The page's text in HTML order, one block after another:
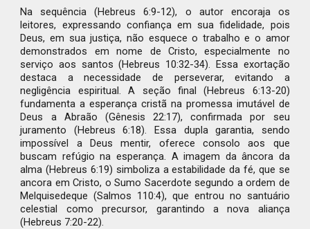
Na sequência (Hebreus 6:9-12), o autor encoraja os
leitores, expressando confiança em sua fidelidade, pois
Deus, em sua justiça, não esquece o trabalho e o amor
demonstrados em nome de Cristo, especialmente no
serviço aos santos (Hebreus 10:32-34). Essa exortação
destaca a necessidade de perseverar, evitando a
negligência espiritual. A seção final (Hebreus 6:13-20)
fundamenta a esperança cristã na promessa imutável de
Deus a Abraão (Gênesis 22:17), confirmada por seu
juramento (Hebreus 6:18). Essa dupla garantia, sendo
impossível a Deus mentir, oferece consolo aos que
buscam refúgio na esperança. A imagem da âncora da
alma (Hebreus 6:19) simboliza a estabilidade da fé, que se
ancora em Cristo, o Sumo Sacerdote segundo a ordem de
Melquisedeque (Salmos 110:4), que entrou no santuário
celestial como precursor, garantindo a nova aliança
(Hebreus 7:20-22).